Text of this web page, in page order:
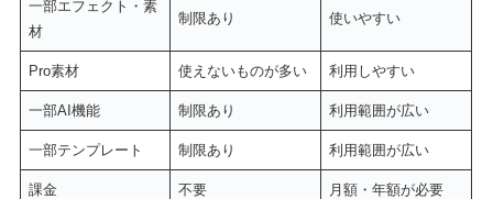
一部エフェクト・素
材
制限あり 使いやすい
Pro素材 使えないものが多い 利用しやすい
一部AI機能 制限あり 利用範囲が広い
一部テンプレート 制限あり 利用範囲が広い
課金 不要 月額・年額が必要